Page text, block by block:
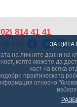
ЗАЩИТА
на личните данни на
която можете да
част на всяка
практическата
относно
814 41 41